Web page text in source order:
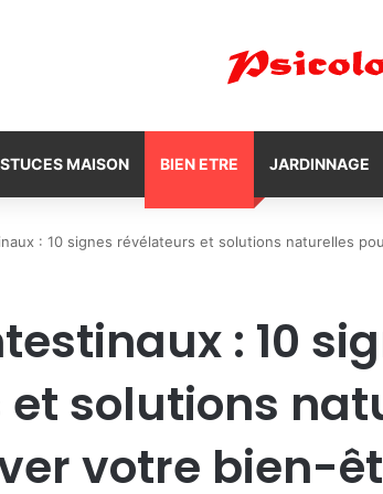
MAISON BIEN ETRE JARDINNAGE
: 10 signes révélateurs et solutions naturelles
: 10
solutions
votre bien-